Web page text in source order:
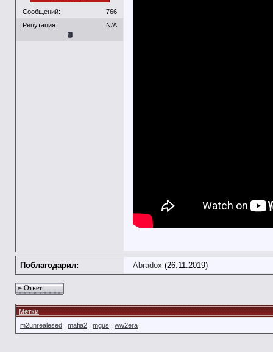
Сообщений:
766
Репутация:
N/A
Поблагодарил: Abradox (26.11.2019)
Ответ
Метки
m2unrealesed
mafia2 mgus ww2era